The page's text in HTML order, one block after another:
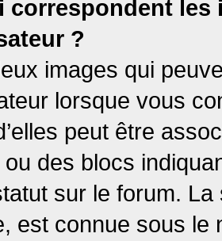
correspondent les
?
images qui
lorsque vous
peut être
ou des blocs
sur le forum.
est connue sous le